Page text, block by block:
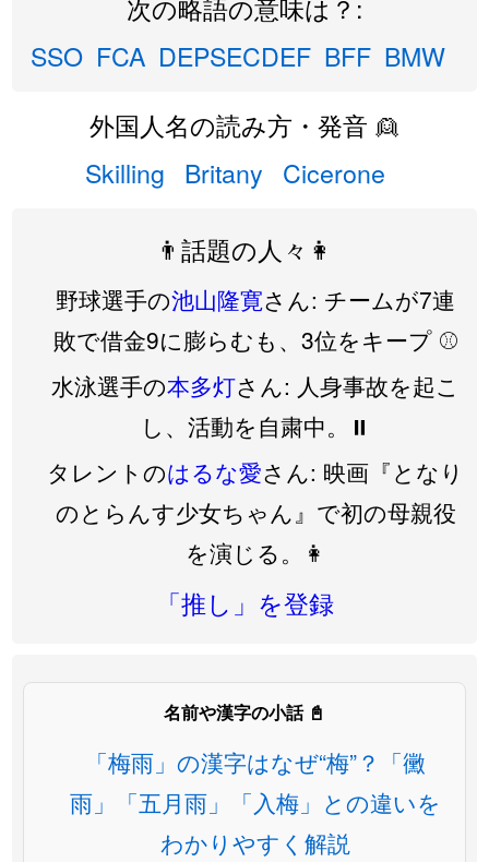
次の略語の意味は？:
SSO FCA DEPSECDEF BFF BMW
外国人名の読み方・発音 👱
Skilling Britany Cicerone
👨話題の人々👩
野球選手の池山隆寛さん: チームが7連
敗で借金9に膨らむも、3位をキープ ⚾️
水泳選手の本多灯さん: 人身事故を起こ
し、活動を自粛中。⏸️
タレントのはるな愛さん: 映画『となり
のとらんす少女ちゃん』で初の母親役
を演じる。👩
「推し」を登録
名前や漢字の小話 📓
「梅雨」の漢字はなぜ“梅”？「黴
雨」「五月雨」「入梅」との違いを
わかりやすく解説